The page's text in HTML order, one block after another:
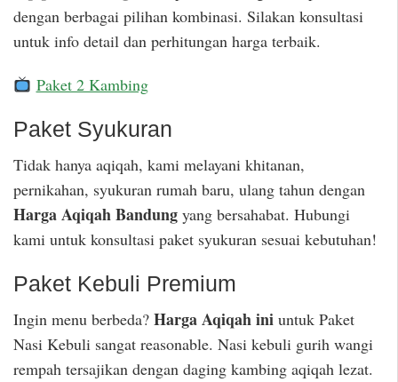
dengan berbagai pilihan kombinasi. Silakan konsultasi
untuk info detail dan perhitungan harga terbaik.
Paket 2 Kambing
Paket Syukuran
Tidak hanya aqiqah, kami melayani khitanan,
pernikahan, syukuran rumah baru, ulang tahun dengan
Harga Aqiqah Bandung yang bersahabat. Hubungi
kami untuk konsultasi paket syukuran sesuai kebutuhan!
Paket Kebuli Premium
Ingin menu berbeda? Harga Aqiqah ini untuk Paket
Nasi Kebuli sangat reasonable. Nasi kebuli gurih wangi
rempah tersajikan dengan daging kambing aqiqah lezat.